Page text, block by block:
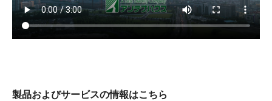
製品およびサービスの情報はこちら